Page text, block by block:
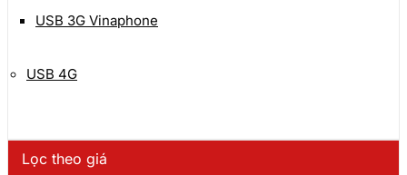
USB 3G Vinaphone
USB 4G
Lọc theo giá